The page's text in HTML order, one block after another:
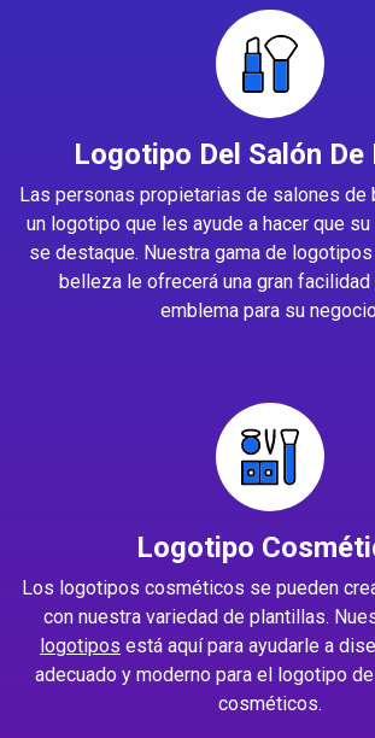
Logotipo Del Salón De
Las personas propietarias de salones de
un logotipo que les ayude a hacer que
se destaque. Nuestra gama de
belleza le ofrecerá una gran facilidad
emblema para su
Logotipo
Los logotipos cosméticos se pueden
con nuestra variedad de plantillas.
logotipos está aquí para ayudarle a
adecuado y moderno para el logotipo
cosméticos.